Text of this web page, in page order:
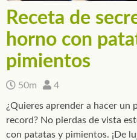
Receta de
horno con
pimientos
50m 4
¿Quieres aprender a hacer un
record? No pierdas de vista
con patatas y pimientos. ¡De